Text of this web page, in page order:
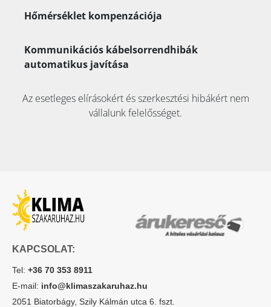
Hőmérséklet kompenzációja
Kommunikációs kábelsorrendhibák
automatikus javítása
Az esetleges elírásokért és szerkesztési hibákért nem
vállalunk felelősséget.
KAPCSOLAT:
Tel: +36 70 353 8911
E-mail: info@klimaszakaruhaz.hu
2051 Biatorbágy, Szily Kálmán utca 6. fszt.